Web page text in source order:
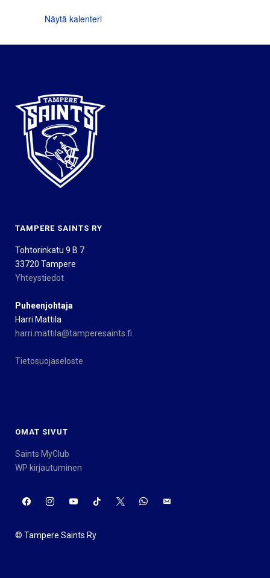
Näytä kalenteri
TAMPERE SAINTS RY
Tohtorinkatu 9 B 7
33720 Tampere
Yhteystiedot
Puheenjohtaja
Harri Mattila
harri.mattila@tamperesaints.fi
Tietosuojaseloste
OMAT SIVUT
Saints MyClub
WP kirjautuminen
© Tampere Saints Ry